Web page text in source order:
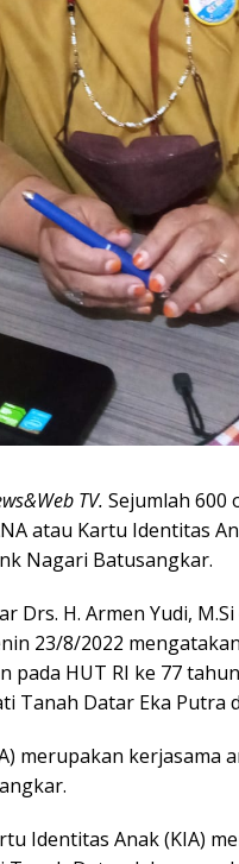
TV. Sejumlah 600
atau Kartu Identitas
Nagari Batusangkar.
Drs. H. Armen Yudi,
23/8/2022
pada HUT RI ke 77
Tanah Datar Eka Putra
merupakan kerjasama
Identitas Anak (KIA)